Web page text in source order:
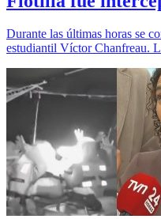
Durante las últimas horas se
estudiantil Víctor Chanfreau.